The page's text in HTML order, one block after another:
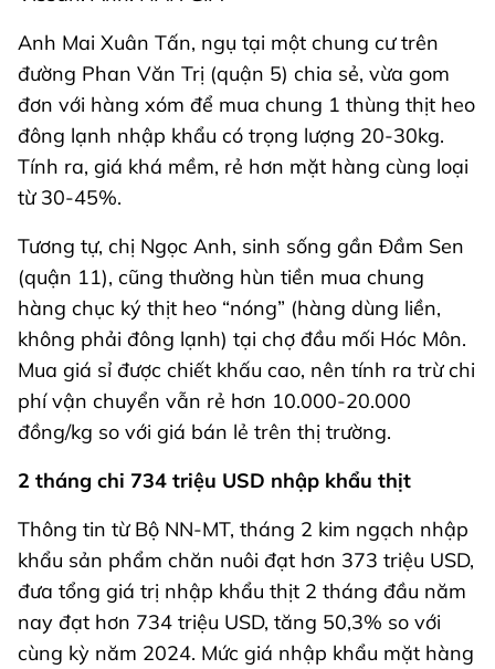
Anh Mai Xuân Tấn, ngụ tại một chung cư trên
đường Phan Văn Trị (quận 5) chia sẻ, vừa gom
đơn với hàng xóm để mua chung 1 thùng thịt heo
đông lạnh nhập khẩu có trọng lượng 20-30kg.
Tính ra, giá khá mềm, rẻ hơn mặt hàng cùng loại
từ 30-45%.
Tương tự, chị Ngọc Anh, sinh sống gần Đầm Sen
(quận 11), cũng thường hùn tiền mua chung
hàng chục ký thịt heo “nóng” (hàng dùng liền,
không phải đông lạnh) tại chợ đầu mối Hóc Môn.
Mua giá sỉ được chiết khấu cao, nên tính ra trừ chi
phí vận chuyển vẫn rẻ hơn 10.000-20.000
đồng/kg so với giá bán lẻ trên thị trường.
2 tháng chi 734 triệu USD nhập khẩu thịt
Thông tin từ Bộ NN-MT, tháng 2 kim ngạch nhập
khẩu sản phẩm chăn nuôi đạt hơn 373 triệu USD,
đưa tổng giá trị nhập khẩu thịt 2 tháng đầu năm
nay đạt hơn 734 triệu USD, tăng 50,3% so với
cùng kỳ năm 2024. Mức giá nhập khẩu mặt hàng